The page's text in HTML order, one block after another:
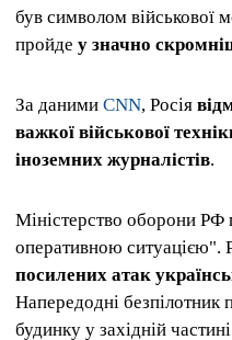
був символом військової
пройде у значно
За даними CNN, Росія
важкої військової
іноземних журналістів.
Міністерство оборони
оперативною ситуацією".
посилених атак
Напередодні безпілотник
будинку у західній